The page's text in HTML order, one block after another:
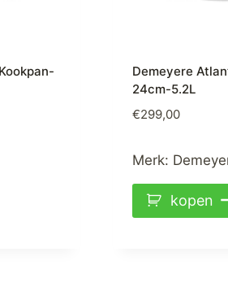
Demeyere
24cm-5.2L
€299,00
Merk:
kopen